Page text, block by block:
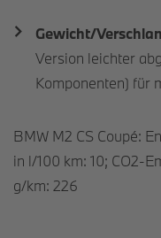
Gewicht/
Version leichter
Komponenten) für
BMW M2 CS Coupé:
in l/100 km: 10; CO2-
g/km: 226